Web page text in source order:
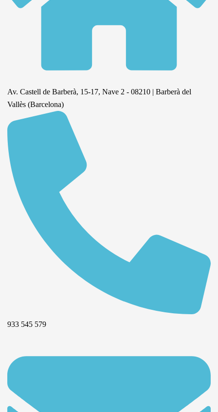
Av. Castell de Barberà, 15-17, Nave 2 - 08210 | Barberà del
Vallès (Barcelona)
933 545 579